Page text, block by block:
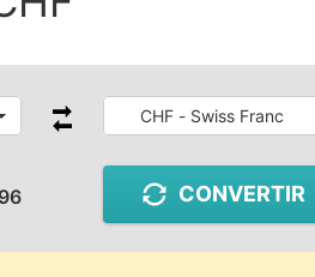
CHF - Swiss Franc
CONVERTIR